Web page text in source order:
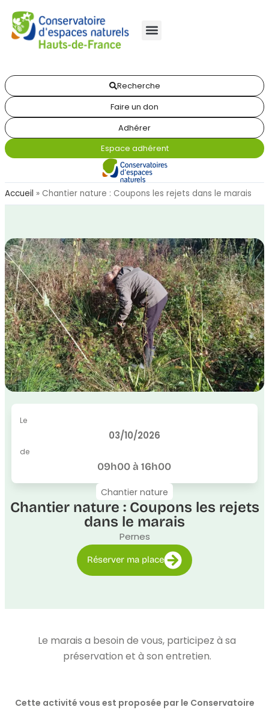
Recherche
Faire un don
Adhérer
Espace adhérent
Accueil » Chantier nature : Coupons les rejets dans le marais
Le
03/10/2026
de
09h00 à 16h00
Chantier nature
Chantier nature : Coupons les rejets
dans le marais
Pernes
Réserver ma place
Le marais a besoin de vous, participez à sa
préservation et à son entretien.
Cette activité vous est proposée par le Conservatoire